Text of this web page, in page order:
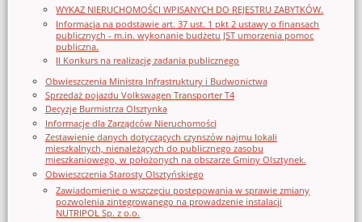
WYKAZ NIERUCHOMOŚCI WPISANYCH DO REJESTRU ZABYTKÓW.
Informacja na podstawie art. 37 ust. 1 pkt 2 ustawy o finansach
publicznych - m.in. wykonanie budżetu JST umorzenia pomoc
publiczna.
II Konkurs na realizację zadania publicznego
Obwieszczenia Ministra Infrastruktury i Budwonictwa
Sprzedaż pojazdu Volkswagen Transporter T4
Decyzje Burmistrza Olsztynka
Informacje dla Zarządców Nieruchomości
Zestawienie danych dotyczących czynszów najmu lokali
mieszkalnych, nienależących do publicznego zasobu
mieszkaniowego, w położonych na obszarze Gminy Olsztynek.
Obwieszczenia Starosty Olsztyńskiego
Zawiadomienie o wszczęciu postępowania w sprawie zmiany
pozwolenia zintegrowanego na prowadzenie instalacji
NUTRIPOL Sp. z o.o.